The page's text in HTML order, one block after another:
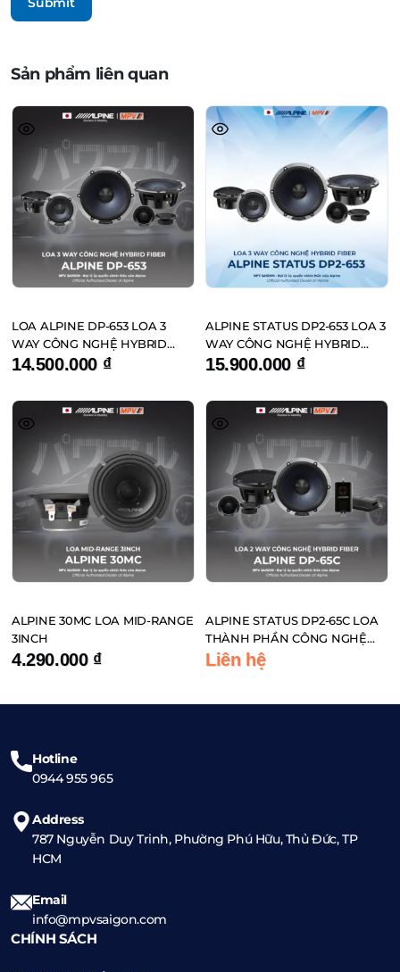
Sản phẩm liên quan
LOA ALPINE DP-653 LOA 3
WAY CÔNG NGHỆ HYBRID
FIBER
14.500.000 ₫
ALPINE STATUS DP2-653 LOA 3
WAY CÔNG NGHỆ HYBRID
FIBER ĐẾN TỪ NHẬT BẢN
15.900.000 ₫
ALPINE 30MC LOA MID-RANGE
3INCH
4.290.000 ₫
ALPINE STATUS DP2-65C LOA
THÀNH PHẦN CÔNG NGHỆ
HYBRID FIBER ĐẾN TỪ NHẬT
Liên hệ
Hotline
0944 955 965
Address
787 Nguyễn Duy Trinh, Phường Phú Hữu, Thủ Đức, TP
HCM
Email
info@mpvsaigon.com
CHÍNH SÁCH